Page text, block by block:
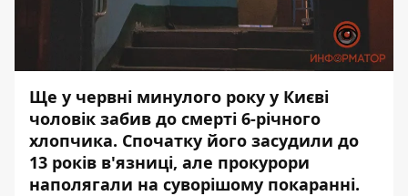
Ще у червні минулого року у Києві
чоловік забив до смерті 6-річного
хлопчика. Спочатку його засудили до
13 років в'язниці, але прокурори
наполягали на суворішому покаранні.